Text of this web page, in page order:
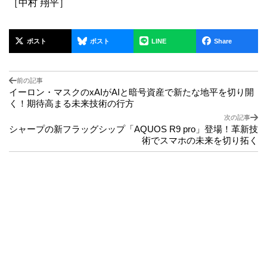
［中村 翔平］
ポスト ポスト LINE Share
前の記事
イーロン・マスクのxAIがAIと暗号資産で新たな地平を切り開
く！期待高まる未来技術の行方
次の記事
シャープの新フラッグシップ「AQUOS R9 pro」登場！革新技
術でスマホの未来を切り拓く